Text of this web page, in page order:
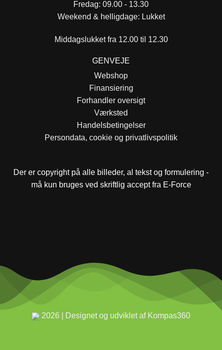
Fredag: 09.00 - 13.30
Weekend & helligdage: Lukket
Middagslukket fra 12.00 til 12.30
GENVEJE
Webshop
Finansiering
Forhandler oversigt
Værksted
Handelsbetingelser
Persondata, cookie og privatlivspolitik
Der er copyright på alle billeder, al tekst og formulering -
må kun bruges ved skriftlig accept fra E-Force
2026 | Designet og udviklet af Kompas360